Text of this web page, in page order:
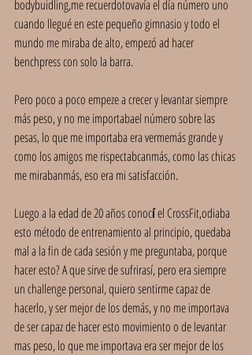
bodybuidling,me recuerdotovavía el día número uno
cuando llegué en este pequeño gimnasio y todo el
mundo me miraba de alto, empezó ad hacer
benchpress con solo la barra.
Pero poco a poco empeze a crecer y levantar siempre
más peso, y no me importabael número sobre las
pesas, lo que me importaba era vermemás grande y
como los amigos me rispectabcanmás, como las chicas
me mirabanmás, eso era mi satisfacción.
Luego a la edad de 20 años conocí el CrossFit,odiaba
esto método de entrenamiento al principio, quedaba
mal a la fin de cada sesión y me preguntaba, porque
hacer esto? A que sirve de sufrirasí, pero era siempre
un challenge personal, quiero sentirme capaz de
hacerlo, y ser mejor de los demás, y no me importava
de ser capaz de hacer esto movimiento o de levantar
mas peso, lo que me importava era ser mejor de los